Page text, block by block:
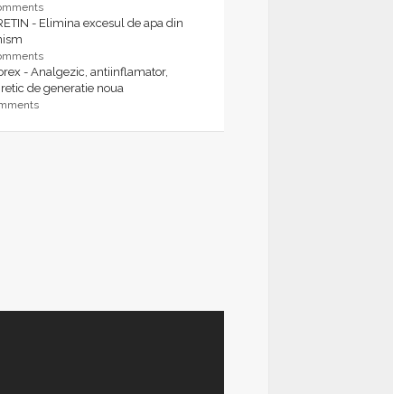
- Elimina excesul de apa din
- Analgezic, antiinflamator,
de generatie noua